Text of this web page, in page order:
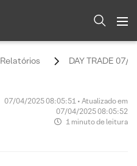
Relatórios DAY TRADE 07/
07/04/2025 08:05:51 • Atualizado em
07/04/2025 08:05:52
1 minuto de leitura